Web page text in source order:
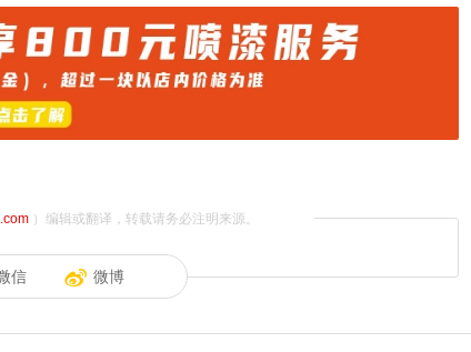
）编辑或翻译，转载请务必注明来源。
信 微博